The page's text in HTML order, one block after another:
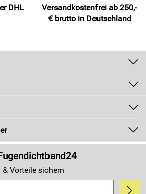
DHL
Versandkostenfrei ab 250,-
€ brutto in Deutschland
Vorteile sichern